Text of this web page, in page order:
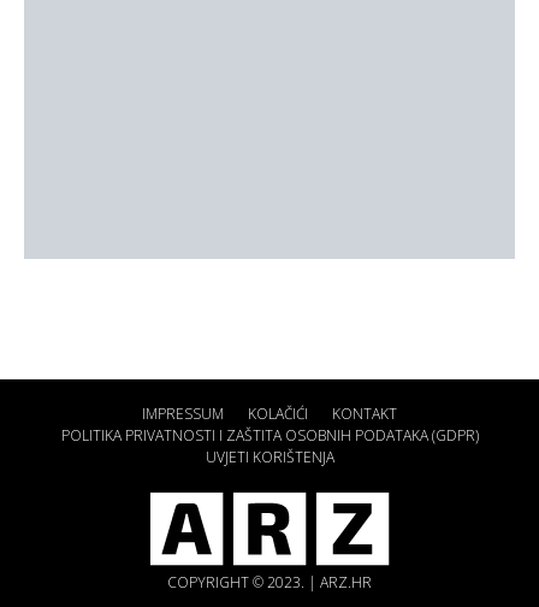
IMPRESSUM KOLAČIĆI
KONTAKT
POLITIKA PRIVATNOSTI I ZAŠTITA OSOBNIH PODATAKA (GDPR)
UVJETI KORIŠTENJA
COPYRIGHT © 2023. | ARZ.HR